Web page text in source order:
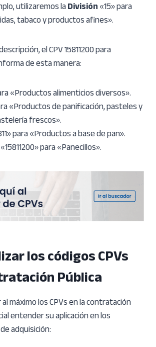
utilizaremos laDivisión«15» para
tabaco y productos afines».
el CPV 15811200 para
de esta manera:
«Productos alimenticios diversos».
«Productos de panificación, pasteles y
frescos».
para «Productos a base de pan».
«15811200» para «Panecillos».
los códigosCPVs
Pública
máximo los CPVs en la contratación
entender su aplicación en los
adquisición: